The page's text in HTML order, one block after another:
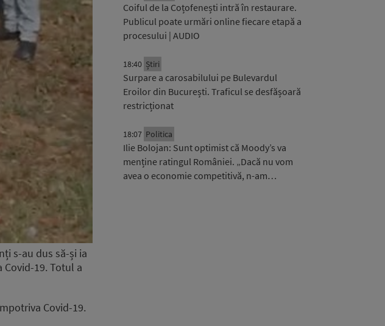
s-au dus să-și ia
19. Totul a
Covid-19.
Coiful de la Coțofenești intră în restaurare.
Publicul poate urmări online fiecare etapă a
procesului | AUDIO
18:40 Știri
Surpare a carosabilului pe Bulevardul
Eroilor din București. Traficul se desfășoară
restricționat
18:07 Politica
Ilie Bolojan: Sunt optimist că Moody’s va
menține ratingul României. „Dacă nu vom
avea o economie competitivă, n-am…